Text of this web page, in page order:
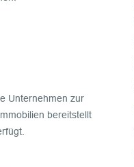
Unternehmen zur
bereitstellt